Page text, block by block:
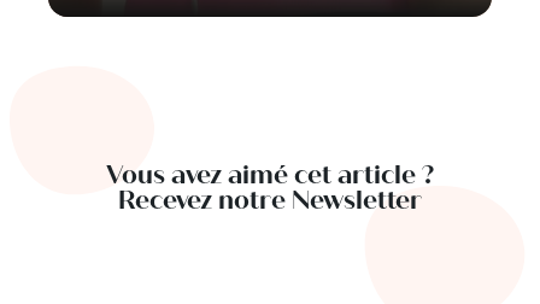
Vous avez aimé cet article ?
Recevez notre Newsletter